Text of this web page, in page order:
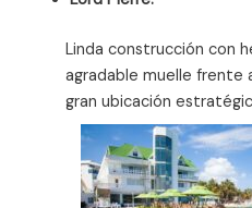
Linda construcción con
agradable muelle frente
gran ubicación